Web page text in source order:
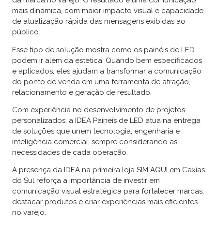
mais dinâmica, com maior impacto visual e capacidade
de atualização rápida das mensagens exibidas ao
público.
Esse tipo de solução mostra como os painéis de LED
podem ir além da estética. Quando bem especificados
e aplicados, eles ajudam a transformar a comunicação
do ponto de venda em uma ferramenta de atração,
relacionamento e geração de resultado.
Com experiência no desenvolvimento de projetos
personalizados, a IDEA Painéis de LED atua na entrega
de soluções que unem tecnologia, engenharia e
inteligência comercial, sempre considerando as
necessidades de cada operação.
A presença da IDEA na primeira loja SIM AQUI em Caxias
do Sul reforça a importância de investir em
comunicação visual estratégica para fortalecer marcas,
destacar produtos e criar experiências mais eficientes
no varejo.